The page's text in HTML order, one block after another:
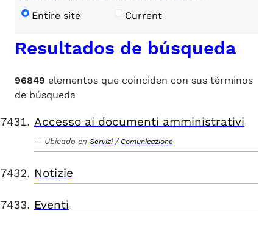
Entire site Current
Resultados de búsqueda
96849 elementos que coinciden con sus términos
de búsqueda
Accesso ai documenti amministrativi
Ubicado en Servizi / Comunicazione
Notizie
Eventi